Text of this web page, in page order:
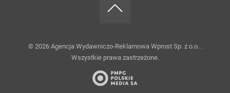
© 2026 Agencja Wydawniczo-Reklamowa Wprost Sp. z o.o. .
Wszystkie prawa zastrzeżone.